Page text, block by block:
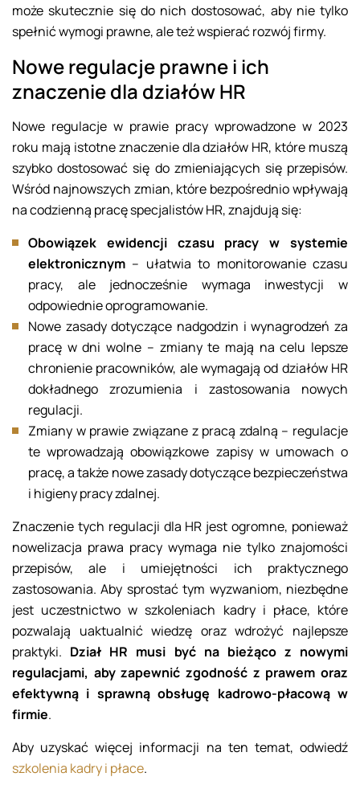
może skutecznie się do nich dostosować, aby nie tylko
spełnić wymogi prawne, ale też wspierać rozwój firmy.
Nowe regulacje prawne i ich
znaczenie dla działów HR
Nowe regulacje w prawie pracy wprowadzone w 2023
roku mają istotne znaczenie dla działów HR, które muszą
szybko dostosować się do zmieniających się przepisów.
Wśród najnowszych zmian, które bezpośrednio wpływają
na codzienną pracę specjalistów HR, znajdują się:
Obowiązek ewidencji czasu pracy w systemie
elektronicznym – ułatwia to monitorowanie czasu
pracy, ale jednocześnie wymaga inwestycji w
odpowiednie oprogramowanie.
Nowe zasady dotyczące nadgodzin i wynagrodzeń za
pracę w dni wolne – zmiany te mają na celu lepsze
chronienie pracowników, ale wymagają od działów HR
dokładnego zrozumienia i zastosowania nowych
regulacji.
Zmiany w prawie związane z pracą zdalną – regulacje
te wprowadzają obowiązkowe zapisy w umowach o
pracę, a także nowe zasady dotyczące bezpieczeństwa
i higieny pracy zdalnej.
Znaczenie tych regulacji dla HR jest ogromne, ponieważ
nowelizacja prawa pracy wymaga nie tylko znajomości
przepisów, ale i umiejętności ich praktycznego
zastosowania. Aby sprostać tym wyzwaniom, niezbędne
jest uczestnictwo w szkoleniach kadry i płace, które
pozwalają uaktualnić wiedzę oraz wdrożyć najlepsze
praktyki. Dział HR musi być na bieżąco z nowymi
regulacjami, aby zapewnić zgodność z prawem oraz
efektywną i sprawną obsługę kadrowo-płacową w
firmie.
Aby uzyskać więcej informacji na ten temat, odwiedź
szkolenia kadry i płace.